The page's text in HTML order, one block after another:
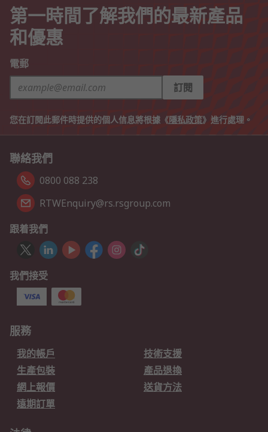
第一時間了解我們的最新產品
和優惠
電郵
訂閱
您在訂閱此郵件時提供的個人信息將根據《隱私政策》進行處理。
聯絡我們
0800 088 238
RTWEnquiry@rs.rsgroup.com
跟着我們
我們接受
服務
我的帳戶
技術支援
生產包裝
產品退換
網上報價
送貨方法
遠期訂單